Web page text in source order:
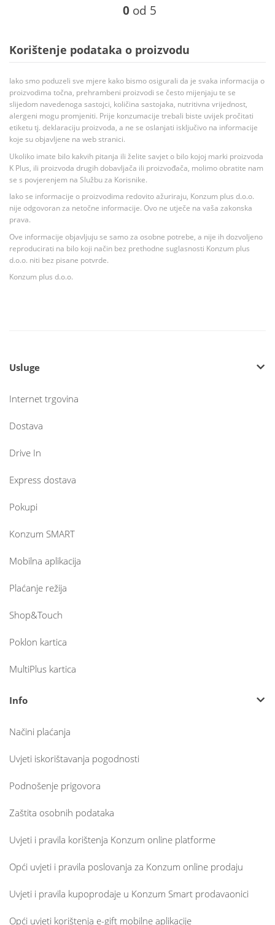
0 od 5
Korištenje podataka o proizvodu
Iako smo poduzeli sve mjere kako bismo osigurali da je svaka informacija o
proizvodima točna, prehrambeni proizvodi se često mijenjaju te se
slijedom navedenoga sastojci, količina sastojaka, nutritivna vrijednost,
alergeni mogu promjeniti. Prije konzumacije trebali biste uvijek pročitati
etiketu tj. deklaraciju proizvoda, a ne se oslanjati isključivo na informacije
koje su objavljene na web stranici.
Ukoliko imate bilo kakvih pitanja ili želite savjet o bilo kojoj marki proizvoda
K Plus, ili proizvoda drugih dobavljača ili proizvođača, molimo obratite nam
se s povjerenjem na Službu za Korisnike.
Iako se informacije o proizvodima redovito ažuriraju, Konzum plus d.o.o.
nije odgovoran za netočne informacije. Ovo ne utječe na vaša zakonska
prava.
Ove informacije objavljuju se samo za osobne potrebe, a nije ih dozvoljeno
reproducirati na bilo koji način bez prethodne suglasnosti Konzum plus
d.o.o. niti bez pisane potvrde.
Konzum plus d.o.o.
Usluge
Internet trgovina
Dostava
Drive In
Express dostava
Pokupi
Konzum SMART
Mobilna aplikacija
Plaćanje režija
Shop&Touch
Poklon kartica
MultiPlus kartica
Info
Načini plaćanja
Uvjeti iskorištavanja pogodnosti
Podnošenje prigovora
Zaštita osobnih podataka
Uvjeti i pravila korištenja Konzum online platforme
Opći uvjeti i pravila poslovanja za Konzum online prodaju
Uvjeti i pravila kupoprodaje u Konzum Smart prodavaonici
Opći uvjeti korištenja e-gift mobilne aplikacije